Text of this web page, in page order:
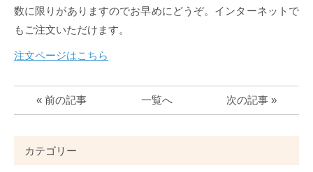
数に限りがありますのでお早めにどうぞ。インターネットで
もご注文いただけます。
注文ページはこちら
« 前の記事 一覧へ 次の記事 »
カテゴリー